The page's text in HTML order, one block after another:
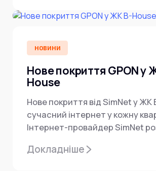
НОВИНИ
Нове покриття GPON у
House
Нове покриття від SimNet у ЖК
сучасний інтернет у кожну
Інтернет-провайдер SimNet
Докладніше